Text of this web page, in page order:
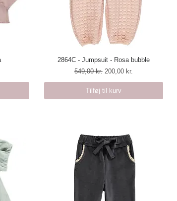
Hurtigvisning
2864C - Jumpsuit - Rosa bubble
Regulær pris
549,00 kr. Salgspris
200,00 kr.
Tilføj til kurv